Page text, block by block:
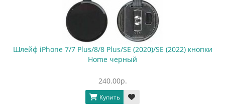
Шлейф iPhone 7/7 Plus/8/8 Plus/SE (2020)/SE (2022) кнопки
Home черный
240.00р.
Купить